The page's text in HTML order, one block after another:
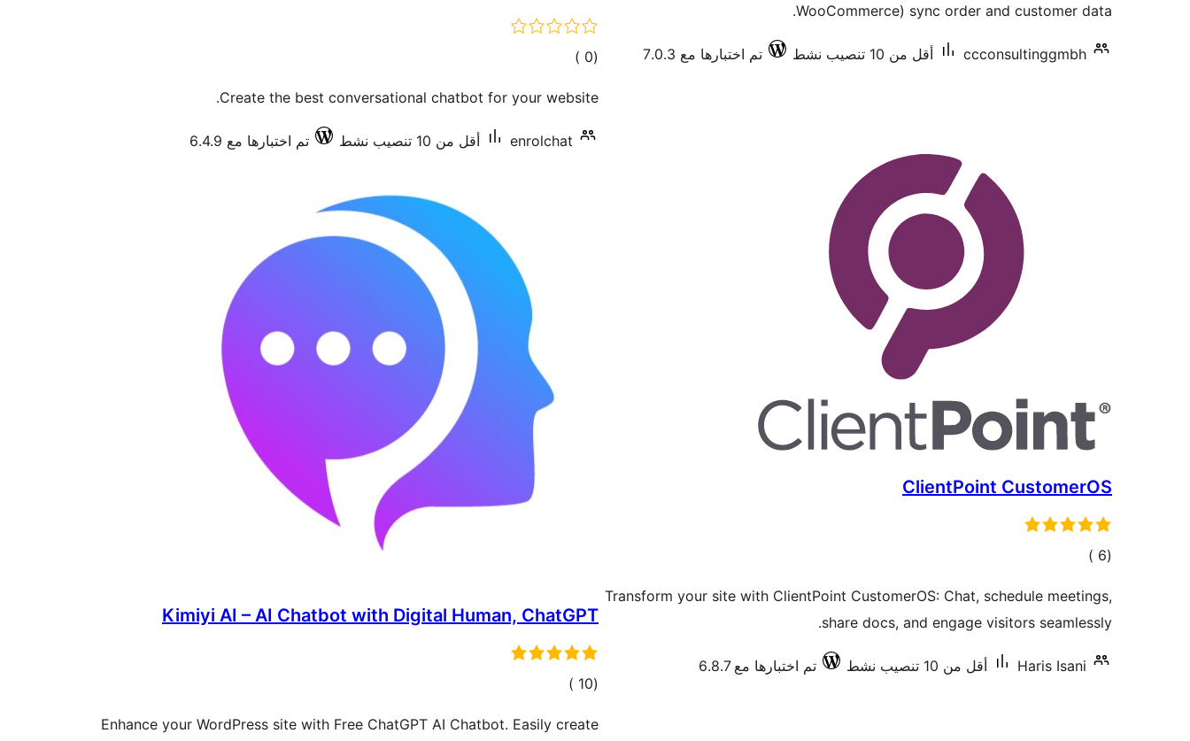
WooCommerce) sync order and customer data.
ccconsultinggmbh أقل من 10 تنصيب نشط تم اختبارها مع 7.0.3 (0
إجمالي)
Create the best conversational chatbot for your website.
enrolchat أقل من 10 تنصيب نشط تم اختبارها مع 6.4.9
ClientPoint CustomerOS
(6
إجمالي)
Transform your site with ClientPoint CustomerOS: Chat, schedule meetings,
share docs, and engage visitors seamlessly.
Haris Isani أقل من 10 تنصيب نشط تم اختبارها مع 6.8.7
Kimiyi AI – AI Chatbot with Digital Human, ChatGPT
(10
إجمالي)
Enhance your WordPress site with Free ChatGPT AI Chatbot. Easily create